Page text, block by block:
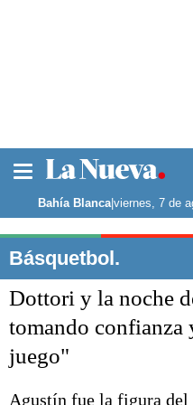
Noticias
Deportes
Bahía Blanca|viernes, 7 de
Básquetbol.
Dottori y la noche
tomando confianza
juego"
Agustín fue la figura